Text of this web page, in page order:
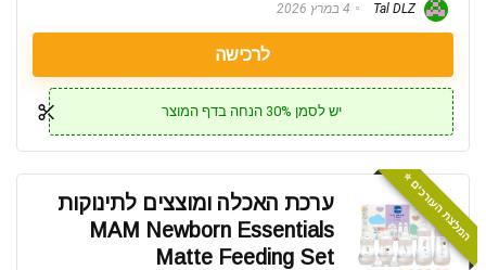
Tal DLZ 4 במרץ 2026
לרכישה
יש לסמן 30% הנחה בדף המוצר
המלצת העורכים ⭐️
ערכת האכלה ומוצצים לתינוקות
MAM Newborn Essentials
Matte Feeding Set